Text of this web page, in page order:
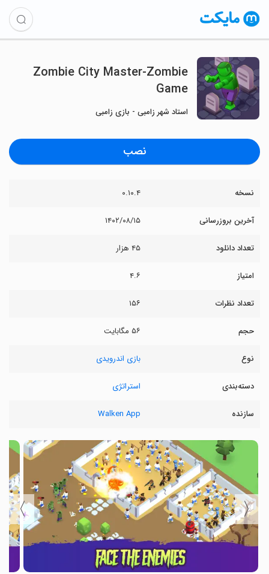
Zombie City Master-Zombie
Game
استاد شهر زامبی - بازی زامبی
نصب
نسخه ۰.۱۰.۴
آخرین بروزرسانی ۱۴۰۲/۰۸/۱۵
تعداد دانلود ۴۵ هزار
امتیاز ۴.۶
تعداد نظرات ۱۵۶
حجم ۵۶ مگابایت
نوع بازی اندرویدی
دسته‌بندی استراتژی
سازنده Walken App
〈
〉